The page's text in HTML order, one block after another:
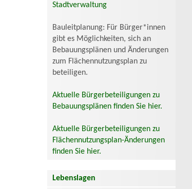
Stadtverwaltung
Bauleitplanung: Für Bürger*innen
gibt es Möglichkeiten, sich an
Bebauungsplänen und Änderungen
zum Flächennutzungsplan zu
beteiligen.
Aktuelle Bürgerbeteiligungen zu
Bebauungsplänen finden Sie hier.
Aktuelle Bürgerbeteiligungen zu
Flächennutzungsplan-Änderungen
finden Sie hier.
Lebenslagen